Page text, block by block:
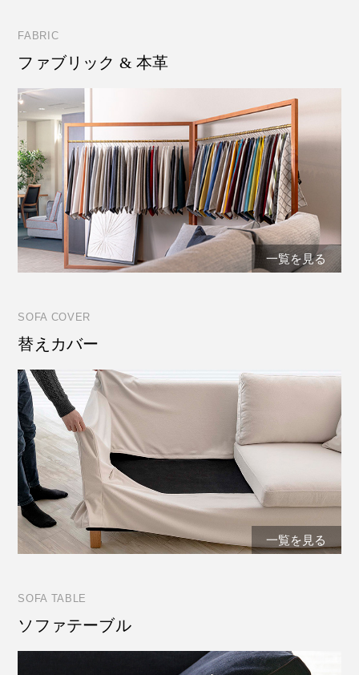
FABRIC
ファブリック & 本革
一覧を見る
SOFA COVER
替えカバー
一覧を見る
SOFA TABLE
ソファテーブル